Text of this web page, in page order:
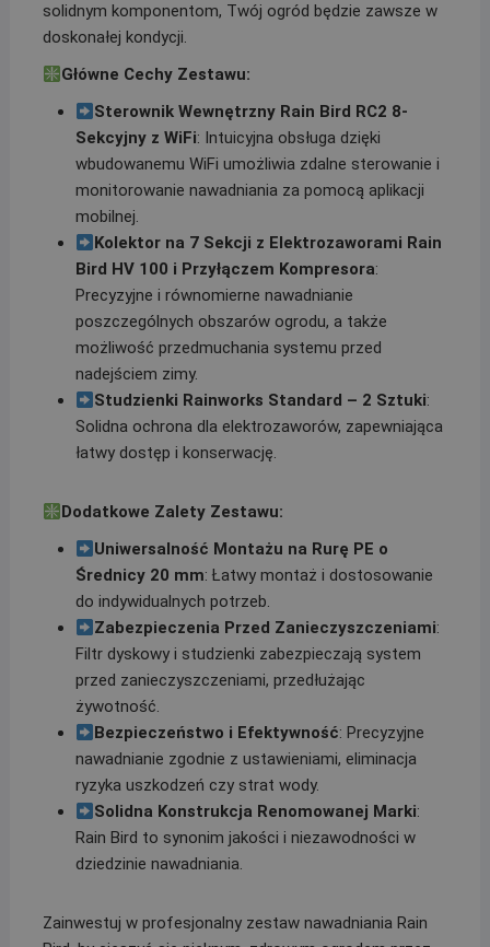
solidnym komponentom, Twój ogród będzie zawsze w
doskonałej kondycji.
Główne Cechy Zestawu:
Sterownik Wewnętrzny Rain Bird RC2 8-
Sekcyjny z WiFi: Intuicyjna obsługa dzięki
wbudowanemu WiFi umożliwia zdalne sterowanie i
monitorowanie nawadniania za pomocą aplikacji
mobilnej.
Kolektor na 7 Sekcji z Elektrozaworami Rain
Bird HV 100 i Przyłączem Kompresora:
Precyzyjne i równomierne nawadnianie
poszczególnych obszarów ogrodu, a także
możliwość przedmuchania systemu przed
nadejściem zimy.
Studzienki Rainworks Standard – 2 Sztuki:
Solidna ochrona dla elektrozaworów, zapewniająca
łatwy dostęp i konserwację.
Dodatkowe Zalety Zestawu:
Uniwersalność Montażu na Rurę PE o
Średnicy 20 mm: Łatwy montaż i dostosowanie
do indywidualnych potrzeb.
Zabezpieczenia Przed Zanieczyszczeniami:
Filtr dyskowy i studzienki zabezpieczają system
przed zanieczyszczeniami, przedłużając
żywotność.
Bezpieczeństwo i Efektywność: Precyzyjne
nawadnianie zgodnie z ustawieniami, eliminacja
ryzyka uszkodzeń czy strat wody.
Solidna Konstrukcja Renomowanej Marki:
Rain Bird to synonim jakości i niezawodności w
dziedzinie nawadniania.
Zainwestuj w profesjonalny zestaw nawadniania Rain